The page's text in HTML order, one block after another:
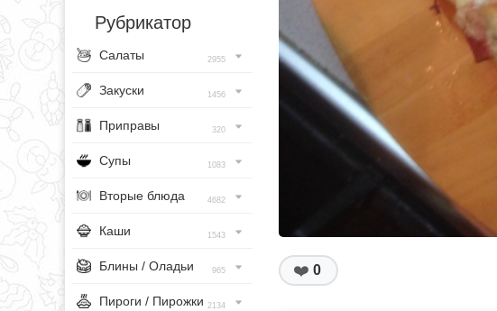
Рубрикатор
Салаты 2955
Закуски 1456
Приправы 320
Супы 1083
Вторые блюда 4682
Каши 1543
Блины / Оладьи 965
Пироги / Пирожки 2134
❤️ 0